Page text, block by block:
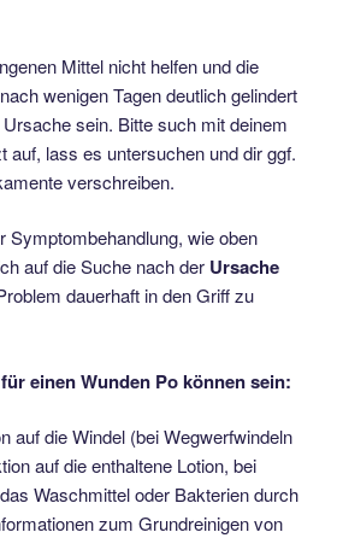
Mittel nicht helfen und die
wenigen Tagen deutlich gelindert
sein. Bitte such mit deinem
auf, lass es untersuchen und dir ggf.
verschreiben.
Symptombehandlung, wie oben
auf die Suche nach der Ursache
dauerhaft in den Griff zu
einen Wunden Po können sein:
auf die Windel (bei Wegwerfwindeln
auf die enthaltene Lotion, bei
Waschmittel oder Bakterien durch
zum Grundreinigen von